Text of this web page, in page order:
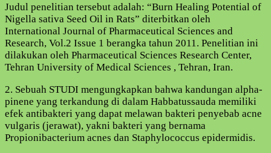
Judul penelitian tersebut adalah: “Burn Healing Potential of
Nigella sativa Seed Oil in Rats” diterbitkan oleh
International Journal of Pharmaceutical Sciences and
Research, Vol.2 Issue 1 berangka tahun 2011. Penelitian ini
dilakukan oleh Pharmaceutical Sciences Research Center,
Tehran University of Medical Sciences , Tehran, Iran.
2. Sebuah STUDI mengungkapkan bahwa kandungan alpha-
pinene yang terkandung di dalam Habbatussauda memiliki
efek antibakteri yang dapat melawan bakteri penyebab acne
vulgaris (jerawat), yakni bakteri yang bernama
Propionibacterium acnes dan Staphylococcus epidermidis.